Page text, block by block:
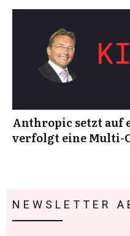
Anthropic setzt auf
verfolgt eine Multi-
NEWSLETTER